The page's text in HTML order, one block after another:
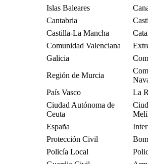
Islas Baleares
Cantabria
Castilla-La Mancha
Comunidad Valenciana
Galicia
Región de Murcia
País Vasco
La
Ciudad Autónoma de
Ceuta
España
Protección Civil
Policía Local